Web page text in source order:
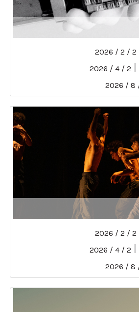
2 / 2 / 2026
2 / 4 / 2026
2 / 2 / 2026
2 / 4 / 2026